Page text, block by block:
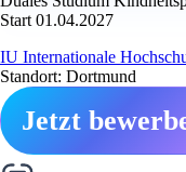
Start 01.04.2027
IU Internationale
Standort: Dortmund
Jetzt